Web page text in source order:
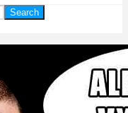
Search